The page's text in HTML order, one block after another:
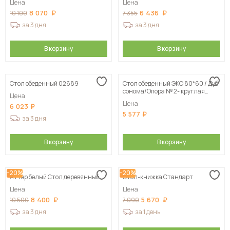
Цена
10 100 8 070
за 3 дня
В корзину
Цена
7 355 6 436
за 3 дня
В корзину
Стол обеденный 02689
Цена
6 023
за 3 дня
В корзину
Стол обеденный ЭКО 80*60 / Дуб
сонома/Опора № 2- круглая
Цена
5 577
В корзину
-20%
Аттер белый Стол деревянный
Цена
10 500 8 400
за 3 дня
-20%
Стол-книжка Стандарт
Цена
7 090 5 670
за 1 день